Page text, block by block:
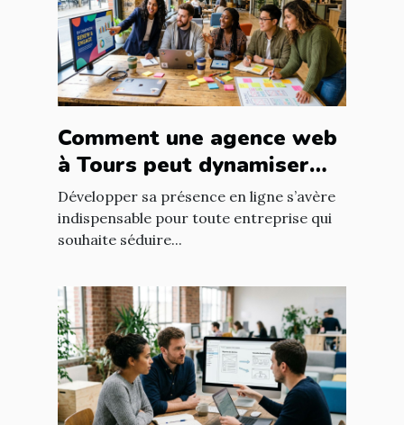
Comment une agence web
à Tours peut dynamiser
votre entreprise locale
Développer sa présence en ligne s’avère
indispensable pour toute entreprise qui
souhaite séduire...